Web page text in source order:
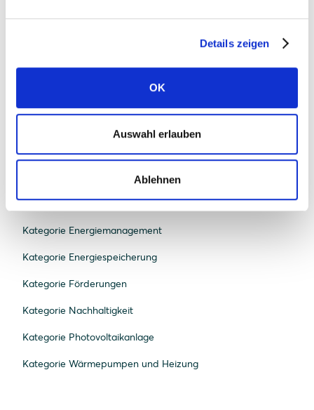
Details zeigen
OK
Auswahl erlauben
Ablehnen
Ratgeber
Kategorie Bau und Recht
Kategorie Beratung und Planung
Kategorie E-Mobilität
Kategorie Energiemanagement
Kategorie Energiespeicherung
Kategorie Förderungen
Kategorie Nachhaltigkeit
Kategorie Photovoltaikanlage
Kategorie Wärmepumpen und Heizung